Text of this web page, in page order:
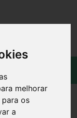
melhorar
para os
a